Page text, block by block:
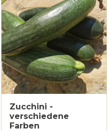
Zucchini -
verschiedene
Farben